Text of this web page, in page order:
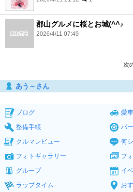
郡山グルメに桜とお城(^^♪
2026/4/11 07:49
次
あう～さん
ブログ
愛
整備手帳
パ
クルマレビュー
何
フォトギャラリー
フ
グループ
イ
ラップタイム
お